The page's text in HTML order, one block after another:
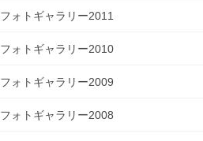
フォトギャラリー2011
フォトギャラリー2010
フォトギャラリー2009
フォトギャラリー2008